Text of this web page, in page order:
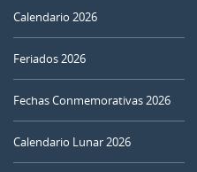
Calendario 2026
Feriados 2026
Fechas Conmemorativas 2026
Calendario Lunar 2026